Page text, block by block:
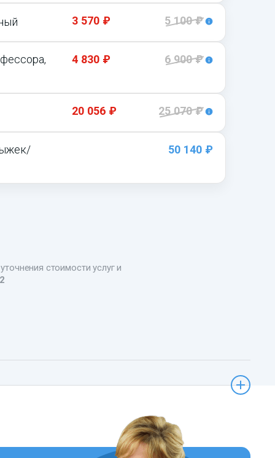
3 570 ₽ 5 100 ₽
4 830 ₽ 6 900 ₽
20 056 ₽ 25 070 ₽
50 140 ₽
стоимости услуг и